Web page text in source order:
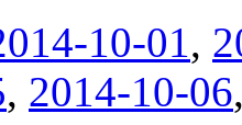
10-01,
, 2014-10-06